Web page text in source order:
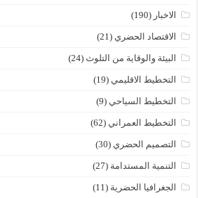
الاخبار (190)
الاقتصاد الحضري (21)
البيئة والوقاية من التلوث (24)
التخطيط الاقليمي (19)
التخطيط السياحي (9)
التخطيط العمراني (62)
التصميم الحضري (30)
التنمية المستدامة (27)
الجغرافيا الحضرية (11)